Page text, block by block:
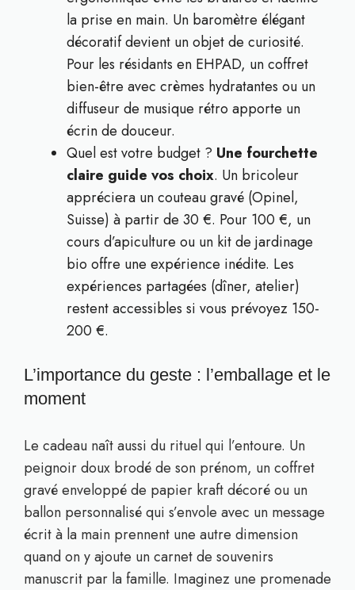
la prise en main. Un baromètre élégant
décoratif devient un objet de curiosité.
Pour les résidants en EHPAD, un coffret
bien-être avec crèmes hydratantes ou un
diffuseur de musique rétro apporte un
écrin de douceur.
Quel est votre budget ? Une fourchette
claire guide vos choix. Un bricoleur
appréciera un couteau gravé (Opinel,
Suisse) à partir de 30 €. Pour 100 €, un
cours d’apiculture ou un kit de jardinage
bio offre une expérience inédite. Les
expériences partagées (dîner, atelier)
restent accessibles si vous prévoyez 150-
200 €.
L’importance du geste : l’emballage et le
moment
Le cadeau naît aussi du rituel qui l’entoure. Un
peignoir doux brodé de son prénom, un coffret
gravé enveloppé de papier kraft décoré ou un
ballon personnalisé qui s’envole avec un message
écrit à la main prennent une autre dimension
quand on y ajoute un carnet de souvenirs
manuscrit par la famille. Imaginez une promenade